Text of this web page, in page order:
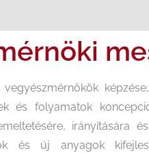
és folyamatok
irányítására
és új anyagok